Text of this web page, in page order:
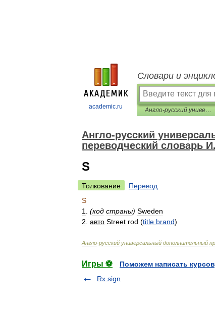
academic.ru
Словари и
Англо-русский универсальный дополнительный практический переводческий словарь И. Мостицкого
Англо-русский
переводческий словарь
S
Толкование
Перевод
S
1
(код страны) Sweden
2 авто Street rod (title brand)
Англо-русский универсальный дополнительный
Игры ⚽
Поможем написать
Rx sign